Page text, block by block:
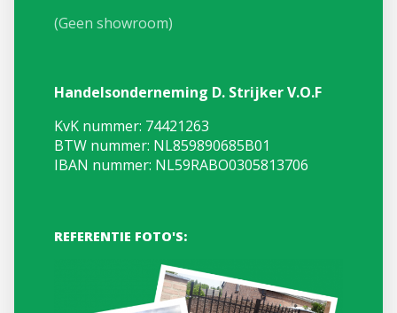
(Geen showroom)
Handelsonderneming D. Strijker V.O.F
KvK nummer: 74421263
BTW nummer: NL859890685B01
IBAN nummer: NL59RABO0305813706
REFERENTIE FOTO'S: